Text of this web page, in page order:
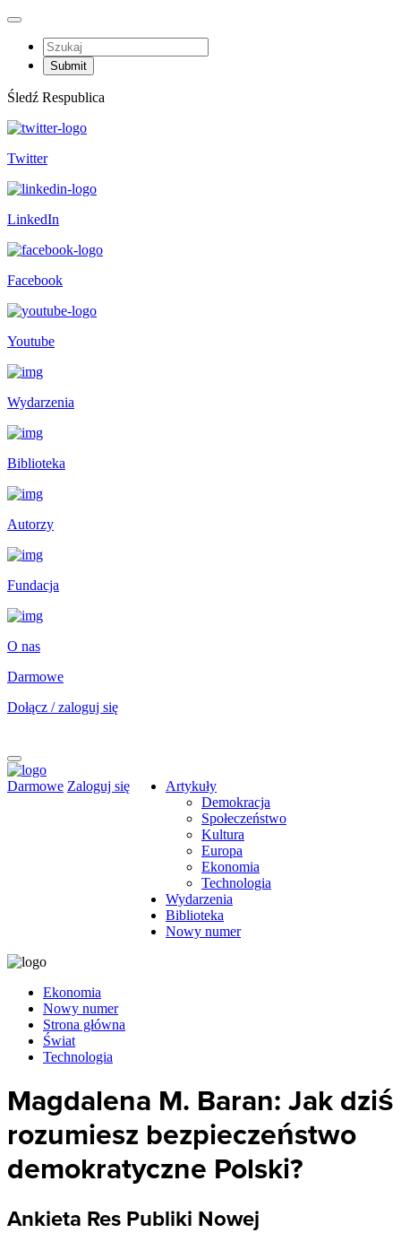
Śledź Respublica
Twitter
LinkedIn
Facebook
Youtube
Wydarzenia
Biblioteka
Autorzy
Fundacja
O nas
Darmowe
Dołącz / zaloguj się
Darmowe Zaloguj się
Artykuły
Demokracja
Społeczeństwo
Kultura
Europa
Ekonomia
Technologia
Wydarzenia
Biblioteka
Nowy numer
Ekonomia
Nowy numer
Strona główna
Świat
Technologia
Magdalena M. Baran: Jak dziś
rozumiesz bezpieczeństwo
demokratyczne Polski?
Ankieta Res Publiki Nowej